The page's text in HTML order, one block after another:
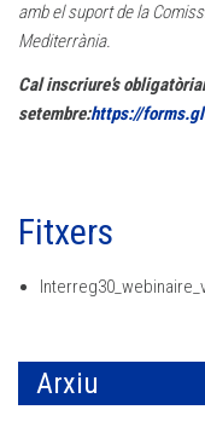
amb el suport de la
Mediterrània.
Cal inscriure’s
setembre:https://
Fitxers
Arxiu